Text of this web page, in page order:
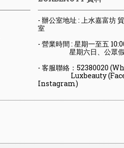
- 辦公室地址 : 上水嘉富坊
室
- 營業時間 : 星期一至五
星期六日、公眾假
- 客服聯絡：52380020
Luxbeauty
Instagram)